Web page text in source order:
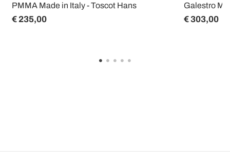
PMMA Made in Italy - Toscot Hans
€ 235,00
Galestro
€ 303,00